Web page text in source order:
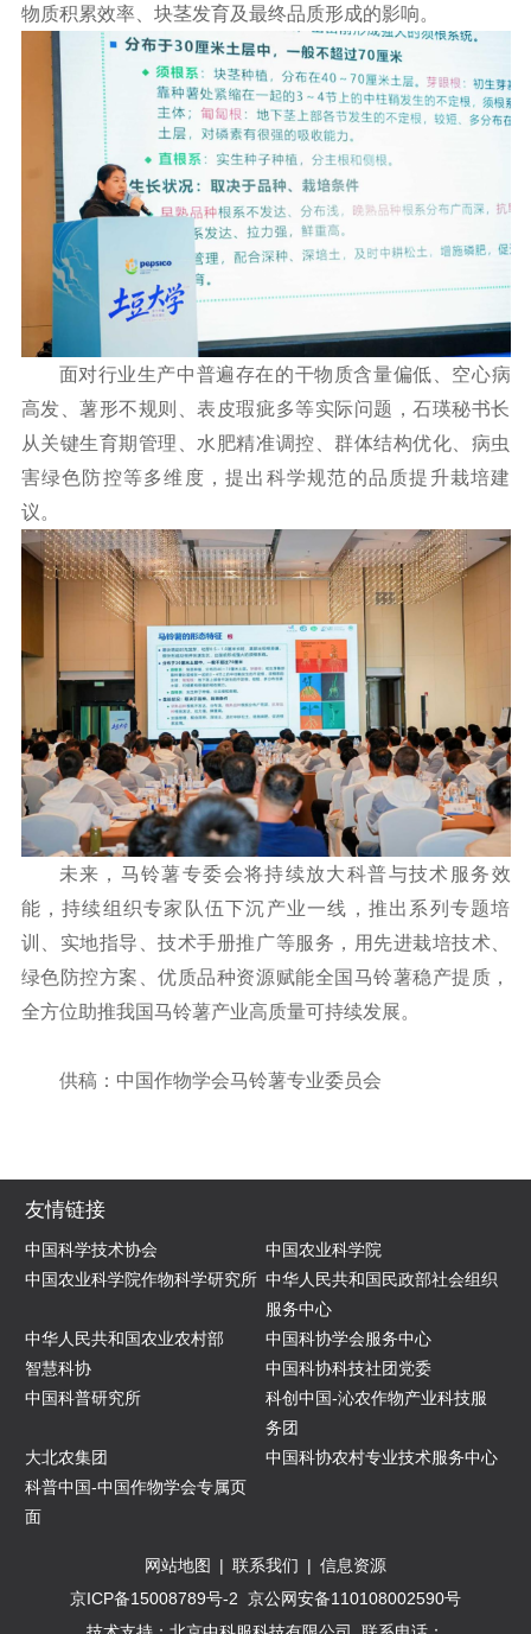
物质积累效率、块茎发育及最终品质形成的影响。
面对行业生产中普遍存在的干物质含量偏低、空心病
高发、薯形不规则、表皮瑕疵多等实际问题，石瑛秘书长
从关键生育期管理、水肥精准调控、群体结构优化、病虫
害绿色防控等多维度，提出科学规范的品质提升栽培建
议。
未来，马铃薯专委会将持续放大科普与技术服务效
能，持续组织专家队伍下沉产业一线，推出系列专题培
训、实地指导、技术手册推广等服务，用先进栽培技术、
绿色防控方案、优质品种资源赋能全国马铃薯稳产提质，
全方位助推我国马铃薯产业高质量可持续发展。
供稿：中国作物学会马铃薯专业委员会
友情链接
中国科学技术协会
中国农业科学院
中国农业科学院作物科学研究所 中华人民共和国民政部社会组织
服务中心
中华人民共和国农业农村部
中国科协学会服务中心
智慧科协
中国科协科技社团党委
中国科普研究所
科创中国-沁农作物产业科技服
务团
大北农集团
中国科协农村专业技术服务中心
科普中国-中国作物学会专属页
面
网站地图 | 联系我们 | 信息资源
京ICP备15008789号-2 京公网安备110108002590号